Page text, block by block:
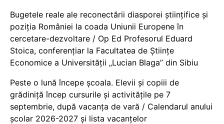
Bugetele reale ale reconectării diasporei științifice și
poziția României la coada Uniunii Europene în
cercetare-dezvoltare / Op Ed Profesorul Eduard
Stoica, conferențiar la Facultatea de Științe
Economice a Universității „Lucian Blaga” din Sibiu
Peste o lună începe școala. Elevii și copiii de
grădiniță încep cursurile și activitățile pe 7
septembrie, după vacanța de vară / Calendarul anului
școlar 2026-2027 și lista vacanțelor